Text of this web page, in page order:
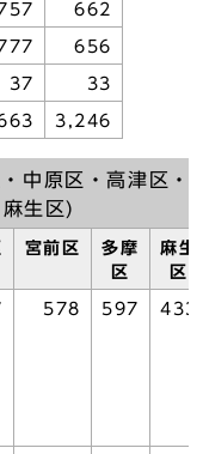
662
656
37 33
3,246
中原区・高津区・
生区)
宮前区
多摩
区
麻生
区
578 597 433